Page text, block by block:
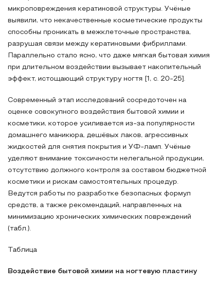
микроповреждения кератиновой структуры. Учёные
выявили, что некачественные косметические продукты
способны проникать в межклеточные пространства,
разрушая связи между кератиновыми фибриллами.
Параллельно стало ясно, что даже мягкая бытовая химия
при длительном воздействии вызывает накопительный
эффект, истощающий структуру ногтя [1, с. 20-25].
Современный этап исследований сосредоточен на
оценке совокупного воздействия бытовой химии и
косметики, которое усиливается из-за популярности
домашнего маникюра, дешёвых лаков, агрессивных
жидкостей для снятия покрытия и УФ‑ламп. Учёные
уделяют внимание токсичности нелегальной продукции,
отсутствию должного контроля за составом бюджетной
косметики и рискам самостоятельных процедур.
Ведутся работы по разработке безопасных формул
средств, а также рекомендаций, направленных на
минимизацию хронических химических повреждений
(табл.).
Таблица
Воздействие бытовой химии на ногтевую пластину